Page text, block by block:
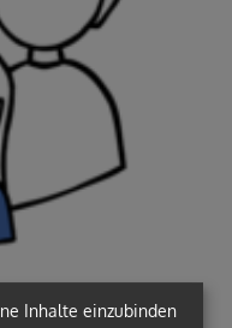
Inhalte einzubinden